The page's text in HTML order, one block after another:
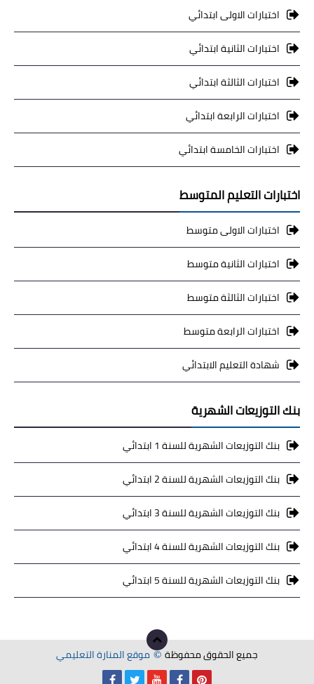
اختبارات الاولى ابتدائي
اختبارات الثانية ابتدائي
اختبارات الثالثة ابتدائي
اختبارات الرابعة ابتدائي
اختبارات الخامسة ابتدائي
اختبارات التعليم المتوسط
اختبارات الاولى متوسط
اختبارات الثانية متوسط
اختبارات الثالثة متوسط
اختبارات الرابعة متوسط
شهادة التعليم الابتدائي
بنك التوزيعات الشهرية
بنك التوزيعات الشهرية للسنة 1 ابتدائي
بنك التوزيعات الشهرية للسنة 2 ابتدائي
بنك التوزيعات الشهرية للسنة 3 ابتدائي
بنك التوزيعات الشهرية للسنة 4 ابتدائي
بنك التوزيعات الشهرية للسنة 5 ابتدائي
جميع الحقوق محفوظة © موقع المنارة التعليمي